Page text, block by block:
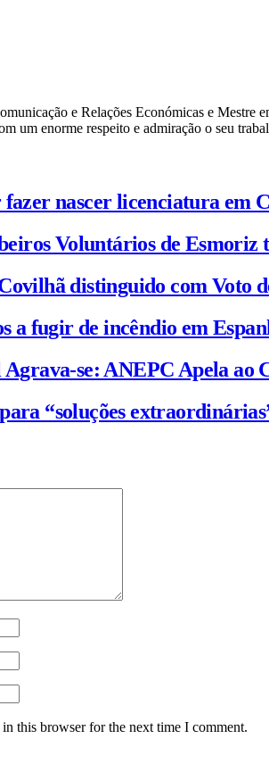
e Relações Económicas e
um enorme respeito e admiração o seu
nascer licenciatura em
Voluntários de Esmoriz
distinguido com Voto
a fugir de incêndio em
se: ANEPC Apela ao
“soluções
this browser for the next time I comment.